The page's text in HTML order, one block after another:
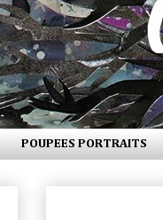
POUPEES PORTRAITS